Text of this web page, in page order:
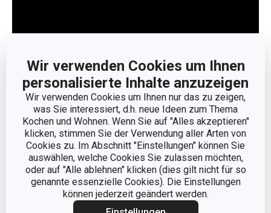
Wir verwenden Cookies um Ihnen
personalisierte Inhalte anzuzeigen
Wir verwenden Cookies um Ihnen nur das zu zeigen,
was Sie interessiert, d.h. neue Ideen zum Thema
Kochen und Wohnen. Wenn Sie auf "Alles akzeptieren"
klicken, stimmen Sie der Verwendung aller Arten von
Cookies zu. Im Abschnitt "Einstellungen" können Sie
auswählen, welche Cookies Sie zulassen möchten,
oder auf "Alle ablehnen" klicken (dies gilt nicht für so
genannte essenzielle Cookies). Die Einstellungen
können jederzeit geändert werden.
Weniger anzeigen